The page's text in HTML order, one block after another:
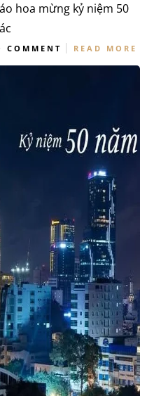
hoa mừng kỷ niệm 50
COMMENT READ MORE